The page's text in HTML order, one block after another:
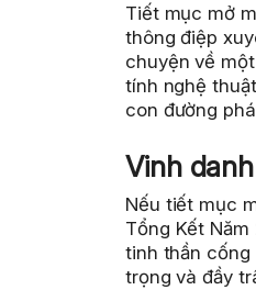
Tiết mục mở
thông điệp
chuyện về
tính nghệ
con đường
Vinh
Nếu tiết mục
Tổng Kết
tinh thần
trọng và đầy